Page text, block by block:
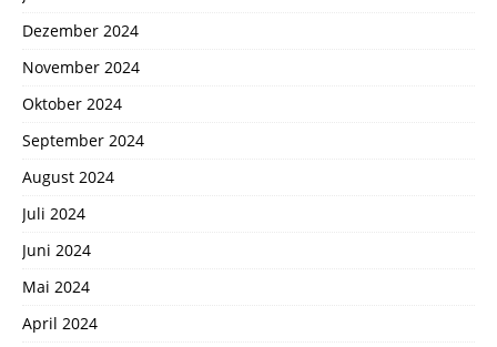
Dezember 2024
November 2024
Oktober 2024
September 2024
August 2024
Juli 2024
Juni 2024
Mai 2024
April 2024